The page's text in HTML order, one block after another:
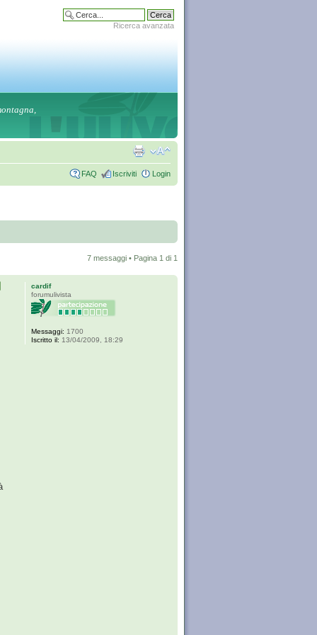
Ricerca avanzata
FAQ Iscriviti Login
7 messaggi • Pagina 1 di 1
cardif
forumulivista
Messaggi: 1700
Iscritto il: 13/04/2009, 18:29